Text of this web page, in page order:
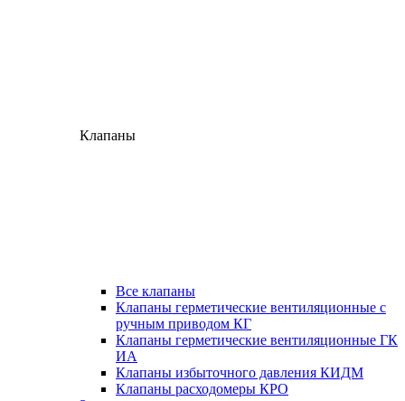
Клапаны
Все клапаны
Клапаны герметические вентиляционные с
ручным приводом КГ
Клапаны герметические вентиляционные ГК
ИА
Клапаны избыточного давления КИДМ
Клапаны расходомеры КРО